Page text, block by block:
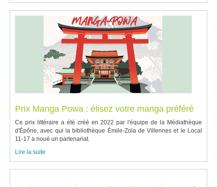
Prix Manga Powa : élisez votre manga préféré
Ce prix littéraire a été créé en 2022 par l'équipe de la Médiathèque
d'Épône, avec qui la bibliothèque Émile-Zola de Villennes et le Local
11-17 a noué un partenariat.
Lire la suite